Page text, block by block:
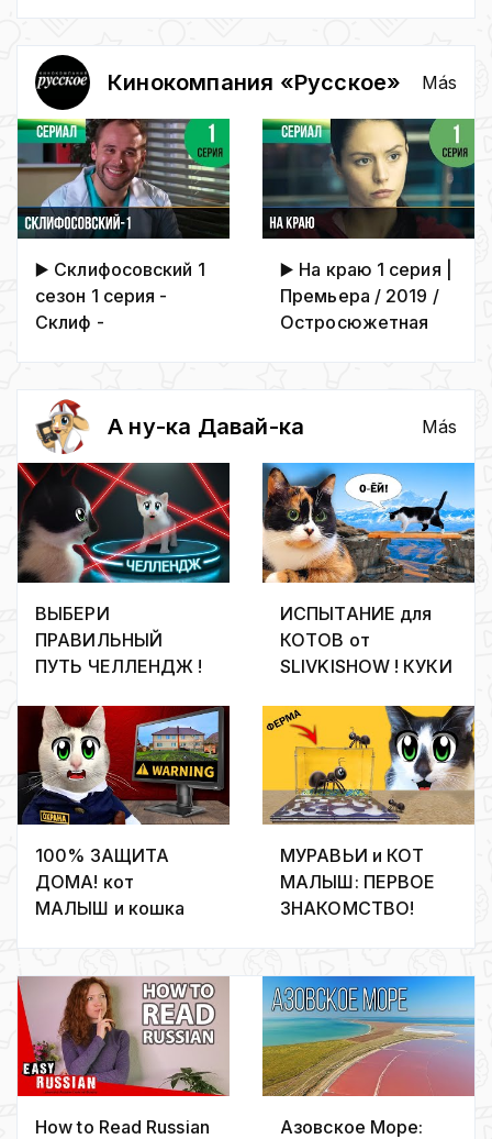
Кинокомпания «Русское» Más
▶️ Склифосовский 1
сезон 1 серия -
Склиф -
- Русские
мелодрамы
▶️ На краю 1 серия |
Премьера / 2019 /
Остросюжетная
А ну-ка Давай-ка Más
ВЫБЕРИ
ПРАВИЛЬНЫЙ
ПУТЬ ЧЕЛЛЕНДЖ !
для СМЕШНЫХ
КОТОВ
ИСПЫТАНИЕ для
КОТОВ от
SLIVKISHOW ! КУКИ
МАЛЫША
100% ЗАЩИТА
ДОМА! кот
МАЛЫШ и кошка
**СПАСЕНИЕ
ОГОРОДА**
МУРАВЬИ и КОТ
МАЛЫШ: ПЕРВОЕ
ЗНАКОМСТВО!
How to Read Russian
Азовское Море: